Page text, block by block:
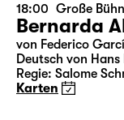
Die
von Friedrich
Regie: Nuran
18:45 + 19:00
Karten